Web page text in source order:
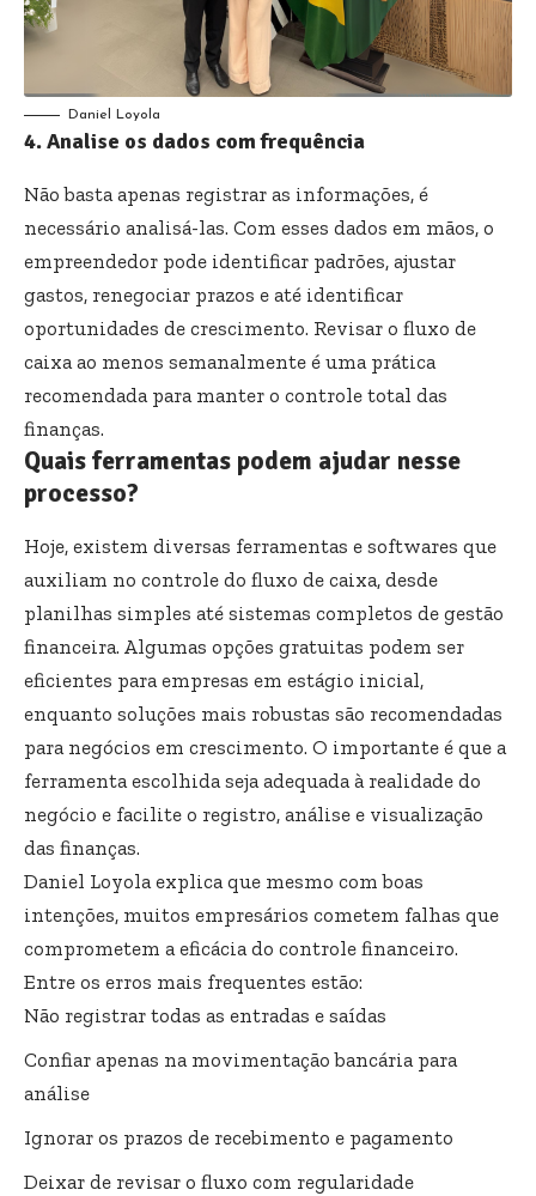
Daniel Loyola
4. Analise os dados com frequência
Não basta apenas registrar as informações, é
necessário analisá-las. Com esses dados em mãos, o
empreendedor pode identificar padrões, ajustar
gastos, renegociar prazos e até identificar
oportunidades de crescimento. Revisar o fluxo de
caixa ao menos semanalmente é uma prática
recomendada para manter o controle total das
finanças.
Quais ferramentas podem ajudar nesse
processo?
Hoje, existem diversas ferramentas e softwares que
auxiliam no controle do fluxo de caixa, desde
planilhas simples até sistemas completos de gestão
financeira. Algumas opções gratuitas podem ser
eficientes para empresas em estágio inicial,
enquanto soluções mais robustas são recomendadas
para negócios em crescimento. O importante é que a
ferramenta escolhida seja adequada à realidade do
negócio e facilite o registro, análise e visualização
das finanças.
Daniel Loyola explica que mesmo com boas
intenções, muitos empresários cometem falhas que
comprometem a eficácia do controle financeiro.
Entre os erros mais frequentes estão:
Não registrar todas as entradas e saídas
Confiar apenas na movimentação bancária para
análise
Ignorar os prazos de recebimento e pagamento
Deixar de revisar o fluxo com regularidade